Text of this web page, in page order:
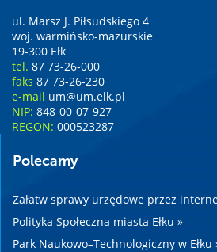
ul. Marsz J. Piłsudskiego 4
woj. warmińsko-mazurskie
19-300 Ełk
tel. 87 73-26-000
faks 87 73-26-230
e-mail um@um.elk.pl
NIP: 848-00-07-927
REGON: 000523287
Polecamy
Załatw sprawy urzędowe przez
Polityka Społeczna miasta Ełku »
Park Naukowo–Technologiczny w Ełku